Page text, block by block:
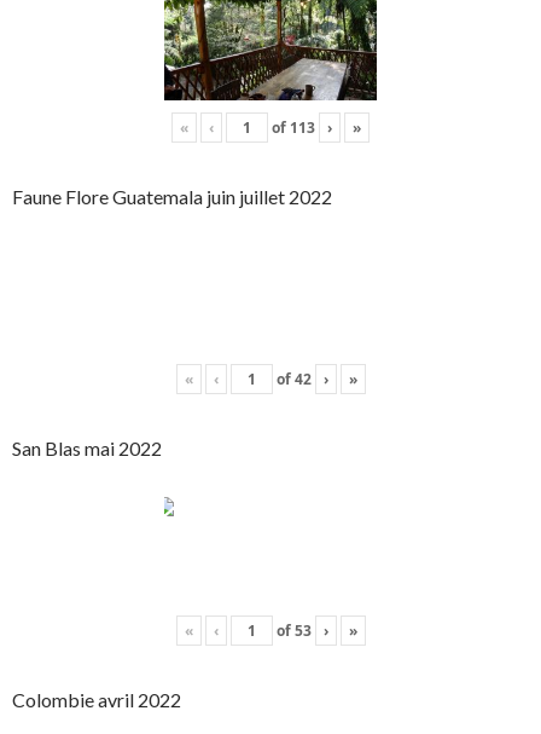
« ‹ of 113 › »
Faune Flore Guatemala juin juillet 2022
« ‹ of42 › »
San Blas mai 2022
« ‹ of53 › »
Colombie avril 2022